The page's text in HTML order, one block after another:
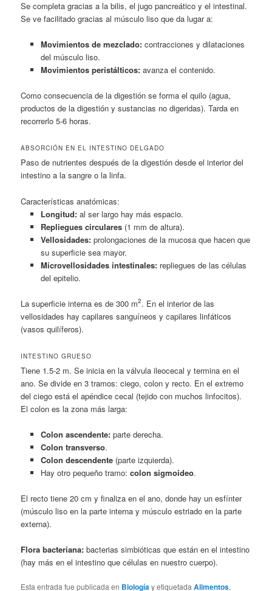
Se completa gracias a la bilis, el jugo pancreático y el intestinal.
Se ve facilitado gracias al músculo liso que da lugar a:
Movimientos de mezclado:contracciones y dilataciones
del músculo liso.
Movimientos peristálticos:avanza el contenido.
Como consecuencia de la digestión se forma el quilo (agua,
productos de la digestión y sustancias no digeridas). Tarda en
recorrerlo 5-6 horas.
ABSORCIÓN EN EL INTESTINO DELGADO
Paso de nutrientes después de la digestión desde el interior del
intestino a la sangre o la linfa.
Características anatómicas:
Longitud:al ser largo hay más espacio.
Repliegues circulares(1 mm de altura).
Vellosidades:prolongaciones de la mucosa que hacen que
su superficie sea mayor.
Microvellosidades intestinales:repliegues de las células
del epitelio.
La superficie interna es de 300 m2. En el interior de las
vellosidades hay capilares sanguíneos y capilares linfáticos
(vasos quilíferos).
INTESTINO GRUESO
Tiene 1.5-2 m. Se inicia en la válvula ileocecal y termina en el
ano. Se divide en 3 tramos: ciego, colon y recto. En el extremo
del ciego está el apéndice cecal (tejido con muchos linfocitos).
El colon es la zona más larga:
Colon ascendente:parte derecha.
Colon transverso.
Colon descendente(parte izquierda).
Hay otro pequeño tramo: colon sigmoideo.
El recto tiene 20 cm y finaliza en el ano, donde hay un esfínter
(músculo liso en la parte interna y músculo estriado en la parte
externa).
Flora bacteriana: bacterias simbióticas que están en el intestino
(hay más en el intestino que células en nuestro cuerpo).
Esta entrada fue publicada en Biologíay etiquetadaAlimentos,